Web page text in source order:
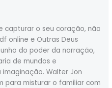
capturar o seu coração, não
online e Outras Deus
do poder da narração,
de mundos e
Walter Jon
para misturar o familiar com